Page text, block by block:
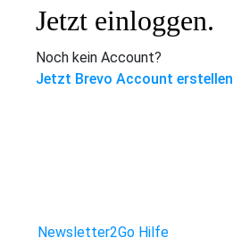
Jetzt einloggen.
Noch kein Account?
Jetzt Brevo Account erstellen
Newsletter2Go Hilfe